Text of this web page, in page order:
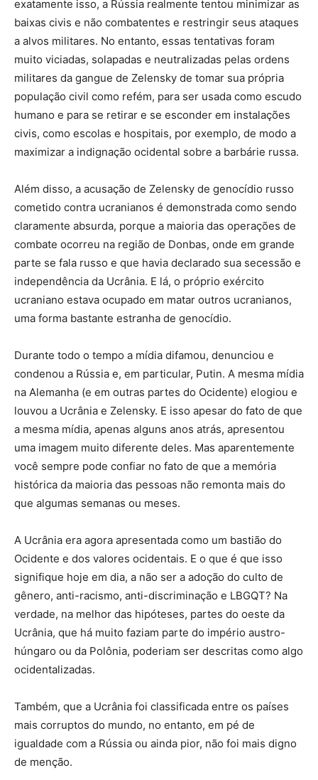
exatamente isso, a Rússia realmente tentou minimizar as
baixas civis e não combatentes e restringir seus ataques
a alvos militares. No entanto, essas tentativas foram
muito viciadas, solapadas e neutralizadas pelas ordens
militares da gangue de Zelensky de tomar sua própria
população civil como refém, para ser usada como escudo
humano e para se retirar e se esconder em instalações
civis, como escolas e hospitais, por exemplo, de modo a
maximizar a indignação ocidental sobre a barbárie russa.
Além disso, a acusação de Zelensky de genocídio russo
cometido contra ucranianos é demonstrada como sendo
claramente absurda, porque a maioria das operações de
combate ocorreu na região de Donbas, onde em grande
parte se fala russo e que havia declarado sua secessão e
independência da Ucrânia. E lá, o próprio exército
ucraniano estava ocupado em matar outros ucranianos,
uma forma bastante estranha de genocídio.
Durante todo o tempo a mídia difamou, denunciou e
condenou a Rússia e, em particular, Putin. A mesma mídia
na Alemanha (e em outras partes do Ocidente) elogiou e
louvou a Ucrânia e Zelensky. E isso apesar do fato de que
a mesma mídia, apenas alguns anos atrás, apresentou
uma imagem muito diferente deles. Mas aparentemente
você sempre pode confiar no fato de que a memória
histórica da maioria das pessoas não remonta mais do
que algumas semanas ou meses.
A Ucrânia era agora apresentada como um bastião do
Ocidente e dos valores ocidentais. E o que é que isso
signifique hoje em dia, a não ser a adoção do culto de
gênero, anti-racismo, anti-discriminação e LBGQT? Na
verdade, na melhor das hipóteses, partes do oeste da
Ucrânia, que há muito faziam parte do império austro-
húngaro ou da Polônia, poderiam ser descritas como algo
ocidentalizadas.
Também, que a Ucrânia foi classificada entre os países
mais corruptos do mundo, no entanto, em pé de
igualdade com a Rússia ou ainda pior, não foi mais digno
de menção.